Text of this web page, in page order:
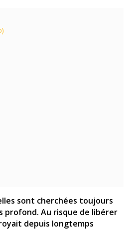
sont cherchées toujours
profond. Au risque de libérer
depuis longtemps